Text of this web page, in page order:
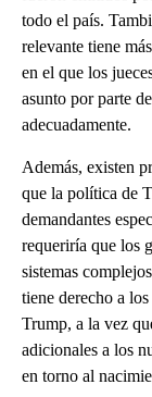
todo el país.
relevante tiene
en el que los
asunto por parte
adecuadamente.
Además, existen
que la política de
demandantes
requeriría que los
sistemas
tiene derecho a
Trump, a la vez
adicionales a los
en torno al